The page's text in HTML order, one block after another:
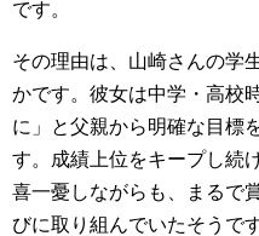
です。
その理由は、山崎さんの学
かです。彼女は中学・高校
に」と父親から明確な目標
す。成績上位をキープし続
喜一憂しながらも、まるで
びに取り組んでいたそうで